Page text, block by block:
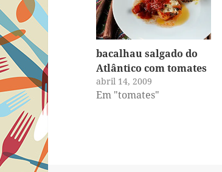
bacalhau salgado do
Atlântico com tomates
abril 14, 2009
Em "tomates"